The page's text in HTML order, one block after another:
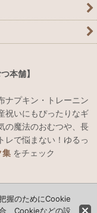
本舗】
ナプキン・トレーニン
祝いにもぴったりなギ
の魔法のおむつや、長
レで悩まない！ゆるっ
集をチェック
握のためにCookie
、Cookieなどの設